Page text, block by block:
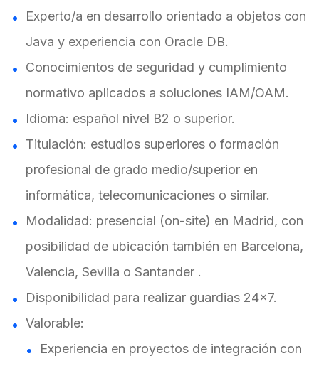
Experto/a en desarrollo orientado a objetos con
Java y experiencia con Oracle DB.
Conocimientos de seguridad y cumplimiento
normativo aplicados a soluciones IAM/OAM.
Idioma: español nivel B2 o superior.
Titulación: estudios superiores o formación
profesional de grado medio/superior en
informática, telecomunicaciones o similar.
Modalidad: presencial (on-site) en Madrid, con
posibilidad de ubicación también en Barcelona,
Valencia, Sevilla o Santander .
Disponibilidad para realizar guardias 24x7.
Valorable:
Experiencia en proyectos de integración con